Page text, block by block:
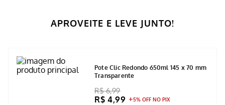
APROVEITE E LEVE JUNTO!
Pote Clic Redondo 650ml 145 x 70 mm
Transparente
R$ 6,99
R$ 4,99 5% OFF NO PIX